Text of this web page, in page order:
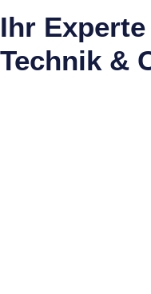
Ihr
Technik &